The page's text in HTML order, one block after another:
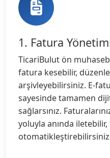
1. Fatura
TicariBulut ön
fatura kesebilir,
arşivleyebilirsiniz. E-
sayesinde tamamen
sağlarsınız.
yoluyla anında